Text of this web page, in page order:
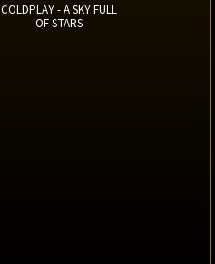
COLDPLAY - A SKY FULL
OF STARS